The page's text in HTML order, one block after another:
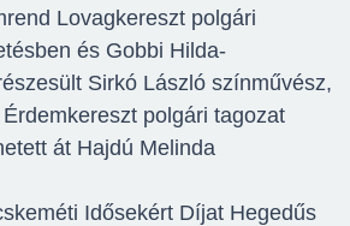
Lovagkereszt polgári
és Gobbi Hilda-
Sirkó László színművész,
polgári tagozat
át Hajdú Melinda
Idősekért Díjat Hegedűs